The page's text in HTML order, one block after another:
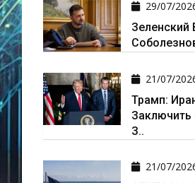
29/07/
Зеленский
21/07/
Трамп:
З..
21/07/